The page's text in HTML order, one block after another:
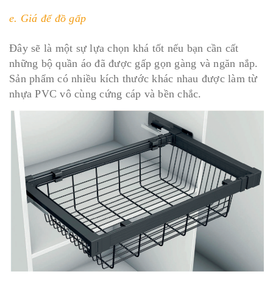
e. Giá để đồ gấp
Đây sẽ là một sự lựa chọn khá tốt nếu bạn cần cất
những bộ quần áo đã được gấp gọn gàng và ngăn nắp.
Sản phẩm có nhiều kích thước khác nhau được làm từ
nhựa PVC vô cùng cứng cáp và bền chắc.